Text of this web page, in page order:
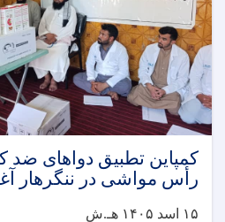
کمپاین تطبیق دواهای ضد
رأس مواشی در ننگرهار
۱۵ اسد ۱۴۰۵ هـ.ش